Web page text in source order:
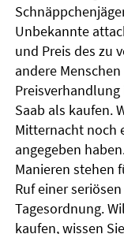
Unbekannte
und Preis des zu
andere
Saab als kaufen.
Mitternacht noch
angegeben
Manieren stehen
Ruf einer
Tagesordnung.
kaufen, wissen